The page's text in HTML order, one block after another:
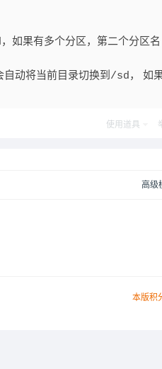
，如果有多个分区，第二个分区名
自动将当前目录切换到 /sd， 如
使用道具
高级
本版积